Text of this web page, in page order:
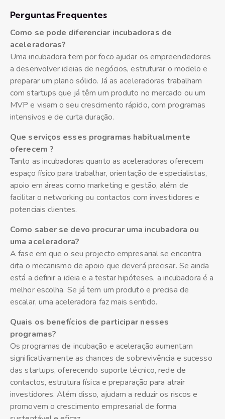
Perguntas Frequentes
Como se pode diferenciar incubadoras de
aceleradoras?
Uma incubadora tem por foco ajudar os empreendedores
a desenvolver ideias de negócios, estruturar o modelo e
preparar um plano sólido. Já as aceleradoras trabalham
com startups que já têm um produto no mercado ou um
MVP e visam o seu crescimento rápido, com programas
intensivos e de curta duração.
Que serviços esses programas habitualmente
oferecem ?
Tanto as incubadoras quanto as aceleradoras oferecem
espaço físico para trabalhar, orientação de especialistas,
apoio em áreas como marketing e gestão, além de
facilitar o networking ou contactos com investidores e
potenciais clientes.
Como saber se devo procurar uma incubadora ou
uma aceleradora?
A fase em que o seu projecto empresarial se encontra
dita o mecanismo de apoio que deverá precisar. Se ainda
está a definir a ideia e a testar hipóteses, a incubadora é a
melhor escolha. Se já tem um produto e precisa de
escalar, uma aceleradora faz mais sentido.
Quais os benefícios de participar nesses
programas?
Os programas de incubação e aceleração aumentam
significativamente as chances de sobrevivência e sucesso
das startups, oferecendo suporte técnico, rede de
contactos, estrutura física e preparação para atrair
investidores. Além disso, ajudam a reduzir os riscos e
promovem o crescimento empresarial de forma